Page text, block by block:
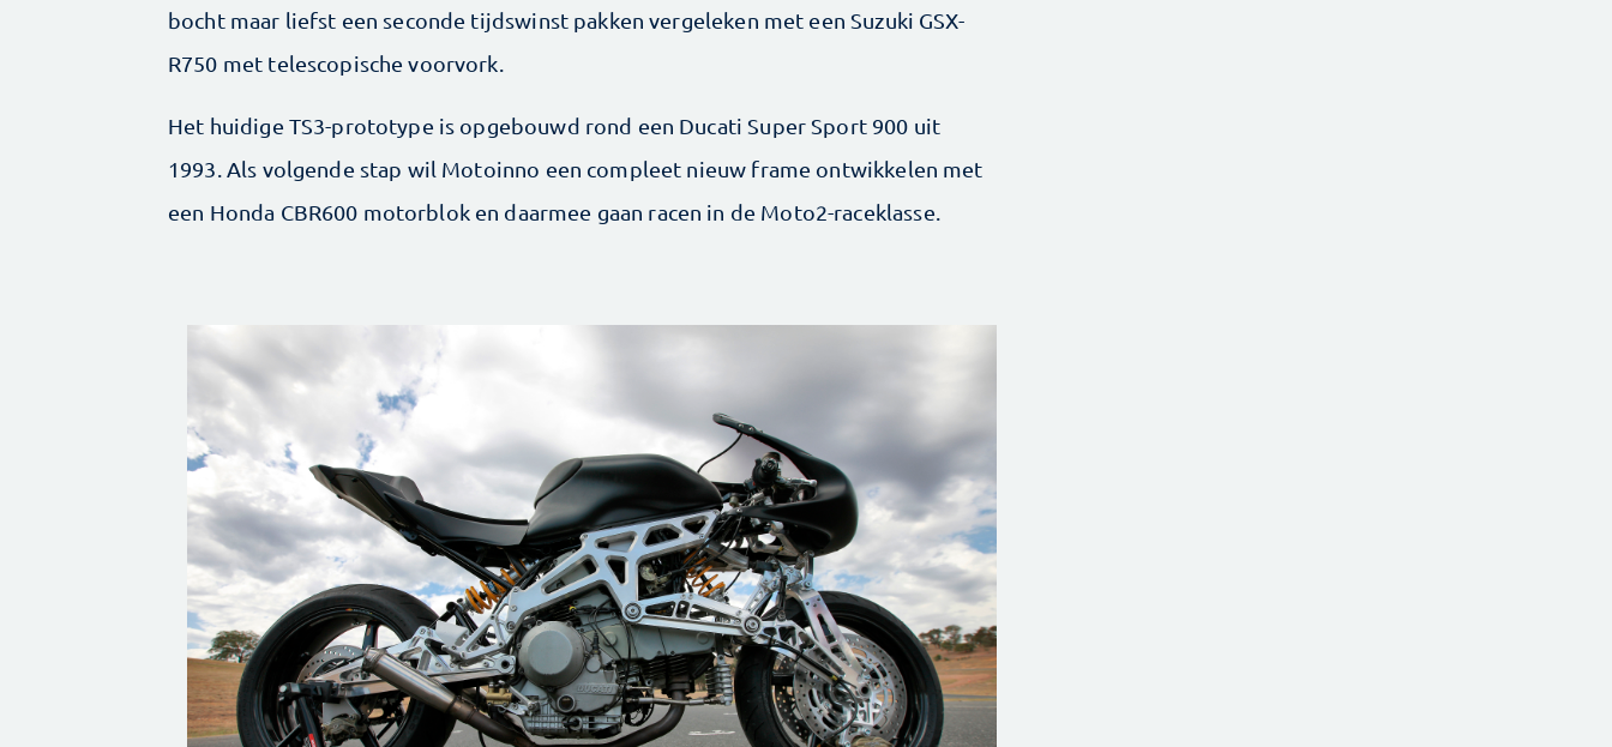
bocht maar liefst een seconde tijdswinst pakken vergeleken met een Suzuki GSX-
R750 met telescopische voorvork.
Het huidige TS3-prototype is opgebouwd rond een Ducati Super Sport 900 uit
1993. Als volgende stap wil Motoinno een compleet nieuw frame ontwikkelen met
een Honda CBR600 motorblok en daarmee gaan racen in de Moto2-raceklasse.